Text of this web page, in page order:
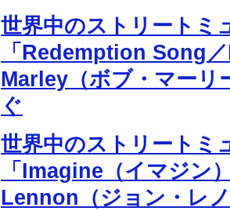
世界中のストリートミ
「Redemption Song
Marley（ボブ・マーリ
ぐ
世界中のストリートミ
「Imagine（イマジン
Lennon（ジョン・レ